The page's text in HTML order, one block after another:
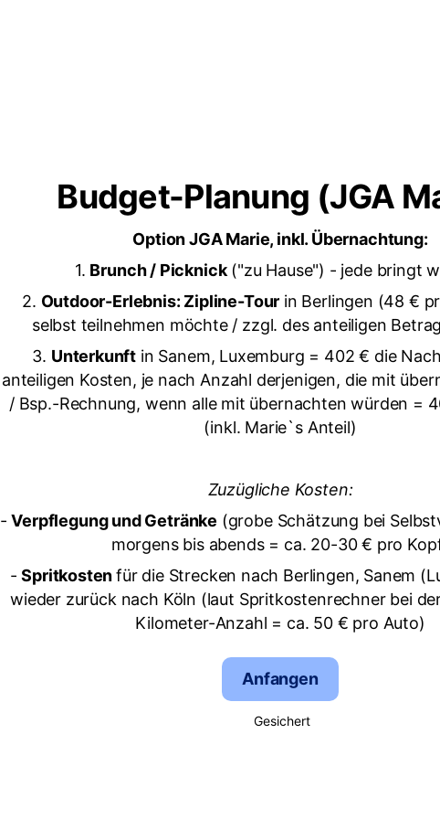
Budget-Planung (JGA
Option JGA Marie, inkl. Übernachtung:
1. Brunch / Picknick("zu Hause") - jede bringt
2. Outdoor-Erlebnis: Zipline-Tour in Berlingen (48 €
selbst teilnehmen möchte / zzgl. des anteiligen
3. Unterkunft in Sanem, Luxemburg = 402 € die
anteiligen Kosten, je nach Anzahl derjenigen, die mit
/ Bsp.-Rechnung, wenn alle mit übernachten würden =
(inkl. Marie`s Anteil)
Zuzügliche Kosten:
-Verpflegung und Getränke (grobe Schätzung bei
morgens bis abends = ca. 20-30 € pro
-Spritkostenfür die Strecken nach Berlingen, Sanem
wieder zurück nach Köln (laut Spritkostenrechner bei
Kilometer-Anzahl = ca. 50 € pro Auto)
Anfangen
Gesichert